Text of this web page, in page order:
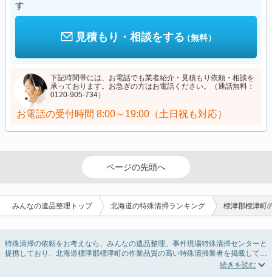
す
見積もり・相談をする（無料）
下記時間帯には、お電話でも業者紹介・見積もり依頼・相談を
承っております。お急ぎの方はお電話ください。（通話無料：
0120-905-734）
お電話の受付時間 8:00～19:00（土日祝も対応）
ページの先頭へ
みんなの遺品整理トップ 北海道の特殊清掃ランキング 標津郡標津町
特殊清掃の依頼をお考えなら、みんなの遺品整理。事件現場特殊清掃センターと
提携しており、北海道標津郡標津町の作業品質の高い特殊清掃業者を掲載してい
ます。孤独死・孤立死に伴う不用品の処分・回収・引き取りから、事件・事故・